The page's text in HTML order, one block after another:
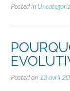
Posted in
Posted on 13 avril